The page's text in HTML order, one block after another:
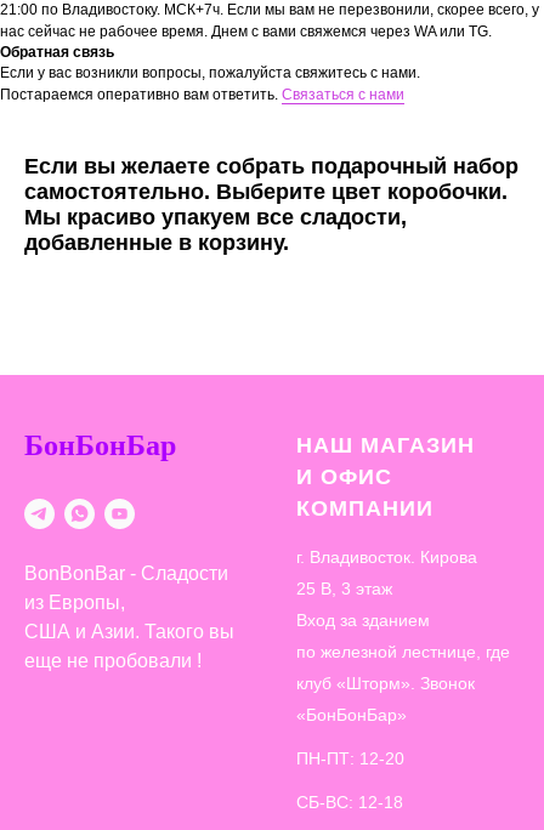
21:00 по Владивостоку. МСК+7ч. Если мы вам не перезвонили, скорее всего, у
нас сейчас не рабочее время. Днем с вами свяжемся через WA или TG.
Обратная связь
Если у вас возникли вопросы, пожалуйста свяжитесь с нами.
Постараемся оперативно вам ответить. Связаться с нами
Если вы желаете собрать подарочный набор
самостоятельно. Выберите цвет коробочки.
Мы красиво упакуем все сладости,
добавленные в корзину.
БонБонБар
BonBonBar - Сладости
из Европы,
США и Азии. Такого вы
еще не пробовали !
НАШ МАГАЗИН
И ОФИС
КОМПАНИИ
г. Владивосток. Кирова
25 В, 3 этаж
Вход за зданием
по железной лестнице, где
клуб «Шторм». Звонок
«БонБонБар»
ПН-ПТ: 12-20
СБ-ВС: 12-18